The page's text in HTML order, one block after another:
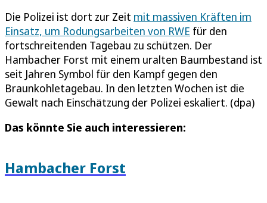
Die Polizei ist dort zur Zeit mit massiven Kräften im
Einsatz, um Rodungsarbeiten von RWE für den
fortschreitenden Tagebau zu schützen. Der
Hambacher Forst mit einem uralten Baumbestand ist
seit Jahren Symbol für den Kampf gegen den
Braunkohletagebau. In den letzten Wochen ist die
Gewalt nach Einschätzung der Polizei eskaliert. (dpa)
Das könnte Sie auch interessieren:
Hambacher Forst